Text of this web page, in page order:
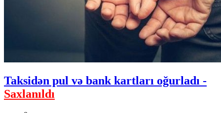
Taksidən pul və bank kartları oğurladı -
Saxlanıldı